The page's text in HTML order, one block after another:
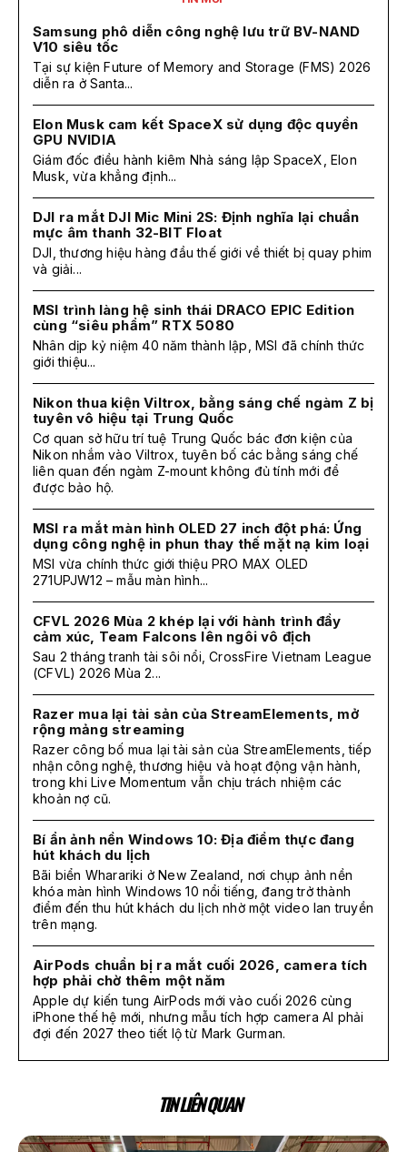
Samsung phô diễn công nghệ lưu trữ BV-NAND
V10 siêu tốc
Tại sự kiện Future of Memory and Storage (FMS) 2026
diễn ra ở Santa...
Elon Musk cam kết SpaceX sử dụng độc quyền
GPU NVIDIA
Giám đốc điều hành kiêm Nhà sáng lập SpaceX, Elon
Musk, vừa khẳng định...
DJI ra mắt DJI Mic Mini 2S: Định nghĩa lại chuẩn
mực âm thanh 32-BIT Float
DJI, thương hiệu hàng đầu thế giới về thiết bị quay phim
và giải...
MSI trình làng hệ sinh thái DRACO EPIC Edition
cùng “siêu phẩm” RTX 5080
Nhân dịp kỷ niệm 40 năm thành lập, MSI đã chính thức
giới thiệu...
Nikon thua kiện Viltrox, bằng sáng chế ngàm Z bị
tuyên vô hiệu tại Trung Quốc
Cơ quan sở hữu trí tuệ Trung Quốc bác đơn kiện của
Nikon nhắm vào Viltrox, tuyên bố các bằng sáng chế
liên quan đến ngàm Z-mount không đủ tính mới để
được bảo hộ.
MSI ra mắt màn hình OLED 27 inch đột phá: Ứng
dụng công nghệ in phun thay thế mặt nạ kim loại
MSI vừa chính thức giới thiệu PRO MAX OLED
271UPJW12 – mẫu màn hình...
CFVL 2026 Mùa 2 khép lại với hành trình đầy
cảm xúc, Team Falcons lên ngôi vô địch
Sau 2 tháng tranh tài sôi nổi, CrossFire Vietnam League
(CFVL) 2026 Mùa 2...
Razer mua lại tài sản của StreamElements, mở
rộng mảng streaming
Razer công bố mua lại tài sản của StreamElements, tiếp
nhận công nghệ, thương hiệu và hoạt động vận hành,
trong khi Live Momentum vẫn chịu trách nhiệm các
khoản nợ cũ.
Bí ẩn ảnh nền Windows 10: Địa điểm thực đang
hút khách du lịch
Bãi biển Wharariki ở New Zealand, nơi chụp ảnh nền
khóa màn hình Windows 10 nổi tiếng, đang trở thành
điểm đến thu hút khách du lịch nhờ một video lan truyền
trên mạng.
AirPods chuẩn bị ra mắt cuối 2026, camera tích
hợp phải chờ thêm một năm
Apple dự kiến tung AirPods mới vào cuối 2026 cùng
iPhone thế hệ mới, nhưng mẫu tích hợp camera AI phải
đợi đến 2027 theo tiết lộ từ Mark Gurman.
TIN LIÊN QUAN